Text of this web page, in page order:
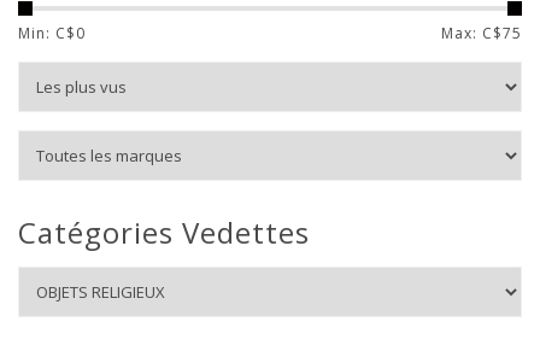
Min: C$0 Max: C$75
Catégories Vedettes